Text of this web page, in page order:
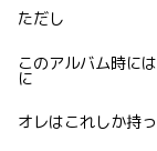
ただし
このアルバム時に
に
オレはこれしか持